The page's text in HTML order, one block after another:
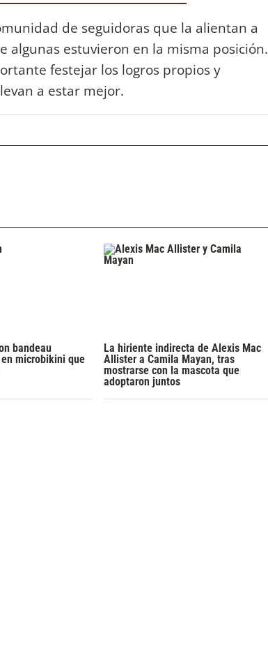
de seguidoras que la alientan a
algunas estuvieron en la misma posición.
festejar los logros propios y
a estar mejor.
bandeau
microbikini que
La hiriente indirecta de Alexis Mac
Allister a Camila Mayan, tras
mostrarse con la mascota que
adoptaron juntos